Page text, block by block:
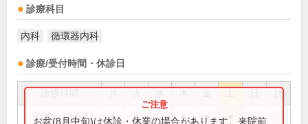
診療科目
内科 循環器内科
診療/受付時間・休診日
祝
9:00～13:00 ● ● ● ● ●
お盆(8月中旬)は休診・休業の場合があります。来院前